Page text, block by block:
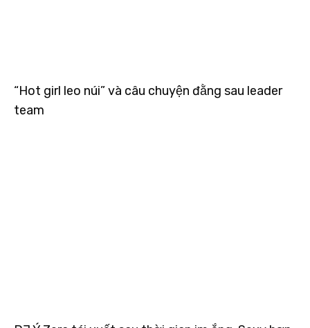
“Hot girl leo núi” và câu chuyện đằng sau leader
team